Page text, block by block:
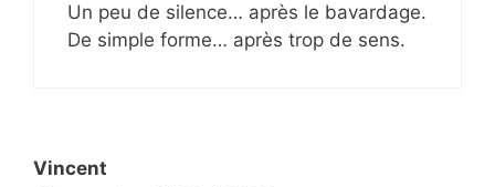
Un peu de silence… après le bavardage.
De simple forme… après trop de sens.
Vincent